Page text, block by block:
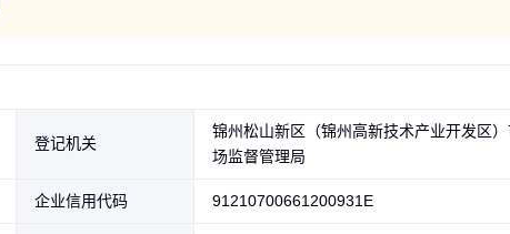
登记机关
锦州松山新区（锦州高新技术产业开发区
场监督管理局
企业信用代码 91210700661200931E